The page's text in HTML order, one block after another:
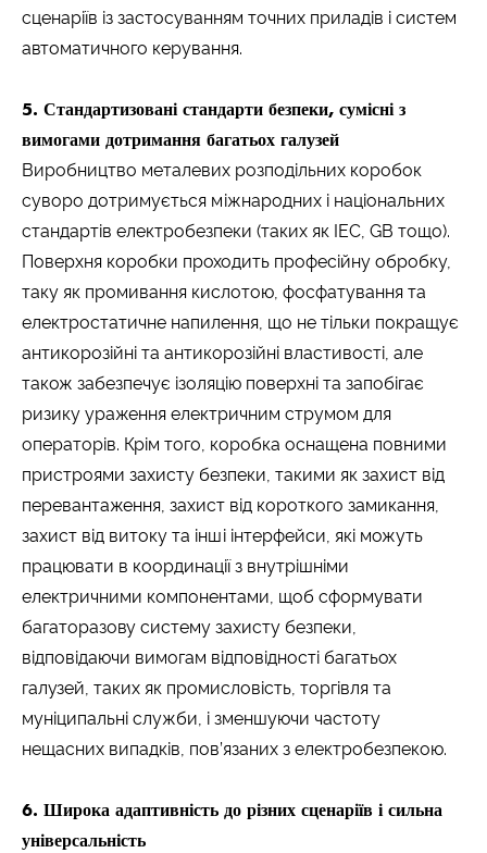
сценаріїв із застосуванням точних приладів і систем
автоматичного керування.
5. Стандартизовані стандарти безпеки, сумісні з
вимогами дотримання багатьох галузей
Виробництво металевих розподільних коробок
суворо дотримується міжнародних і національних
стандартів електробезпеки (таких як IEC, GB тощо).
Поверхня коробки проходить професійну обробку,
таку як промивання кислотою, фосфатування та
електростатичне напилення, що не тільки покращує
антикорозійні та антикорозійні властивості, але
також забезпечує ізоляцію поверхні та запобігає
ризику ураження електричним струмом для
операторів. Крім того, коробка оснащена повними
пристроями захисту безпеки, такими як захист від
перевантаження, захист від короткого замикання,
захист від витоку та інші інтерфейси, які можуть
працювати в координації з внутрішніми
електричними компонентами, щоб сформувати
багаторазову систему захисту безпеки,
відповідаючи вимогам відповідності багатьох
галузей, таких як промисловість, торгівля та
муніципальні служби, і зменшуючи частоту
нещасних випадків, пов’язаних з електробезпекою.
6. Широка адаптивність до різних сценаріїв і сильна
універсальність